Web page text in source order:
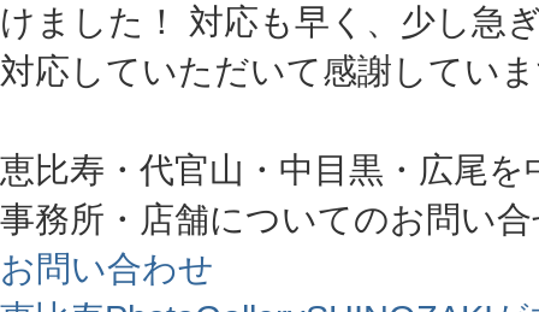
けました！ 対応も早く、少し急
対応していただいて感謝してい
恵比寿・代官山・中目黒・広尾
事務所・店舗についてのお問い
お問い合わせ